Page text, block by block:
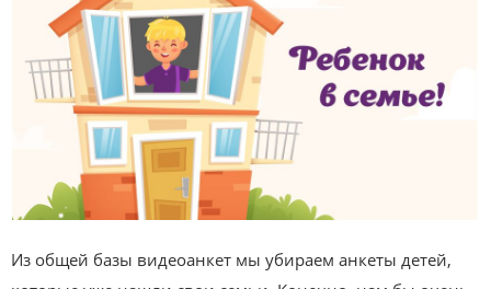
Из общей базы видеоанкет мы убираем анкеты детей,